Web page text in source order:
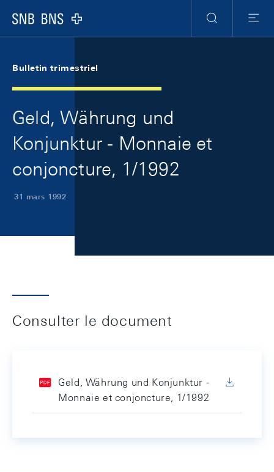
Logo
RechercheMenu
Bulletin trimestriel
Geld, Währung und
Konjunktur - Monnaie et
conjoncture, 1/1992
31 mars 1992
Consulter le document
Geld, Währung und Konjunktur -
Monnaie et conjoncture, 1/1992